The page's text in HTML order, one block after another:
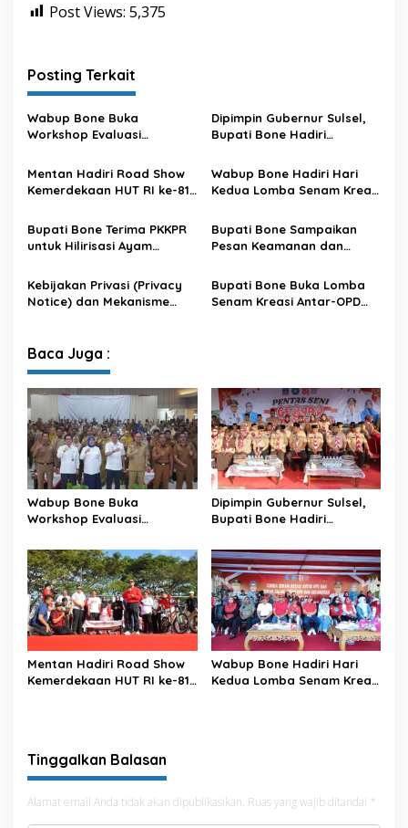
Post Views: 5,375
Posting Terkait
Wabup Bone Buka
Workshop Evaluasi
Pembangunan Desa
Dipimpin Gubernur Sulsel,
Bupati Bone Hadiri
Ponre
Mentan Hadiri Road Show
Kemerdekaan HUT RI ke-81
Kabupaten Bone, Dihadiri
Puluhan Ribu Masyarakat
Wabup Bone Hadiri Hari
Kedua Lomba Senam Kreasi
Bupati Bone Terima PKKPR
untuk Hilirisasi Ayam
Bupati Bone Sampaikan
Pesan Keamanan dan
Kebijakan Privasi (Privacy
Notice) dan Mekanisme
Satu Data
Bupati Bone Buka Lomba
Senam Kreasi Antar-OPD
Baca Juga :
Wabup Bone Buka
Workshop Evaluasi
Pembangunan Desa
Dipimpin Gubernur Sulsel,
Bupati Bone Hadiri
Ponre
Mentan Hadiri Road Show
Kemerdekaan HUT RI ke-81
Wabup Bone Hadiri Hari
Kedua Lomba Senam Kreasi
Tinggalkan Balasan
Alamat email Anda tidak akan dipublikasikan. Ruas yang wajib ditandai *